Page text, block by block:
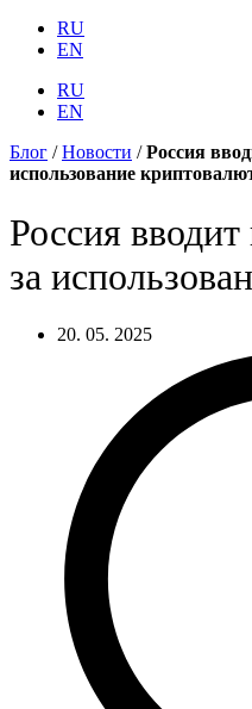
RU
EN
RU
EN
Блог /Новости /Россия
использование
Россия
за
20. 05. 2025